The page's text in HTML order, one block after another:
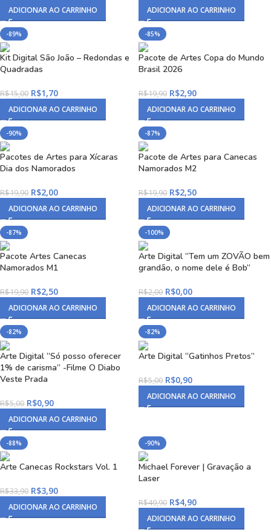
ADICIONAR AO CARRINHO ADICIONAR AO CARRINHO
-89%
Kit Digital São João – Redondas e
Quadradas
R$15,00 R$1,70
ADICIONAR AO CARRINHO
-85%
Pacote de Artes Copa do Mundo
Brasil 2026
R$19,90 R$2,90
ADICIONAR AO CARRINHO
-90%
Pacotes de Artes para Xícaras
Dia dos Namorados
R$19,90 R$2,00
ADICIONAR AO CARRINHO
-87%
Pacote de Artes para Canecas
Namorados M2
R$19,90 R$2,50
ADICIONAR AO CARRINHO
-87%
Pacote Artes Canecas
Namorados M1
R$19,90 R$2,50
ADICIONAR AO CARRINHO
-100%
Arte Digital “Tem um ZOVÃO bem
grandão, o nome dele é Bob”
R$2,00 R$0,00
ADICIONAR AO CARRINHO
-82%
Arte Digital “Só posso oferecer
1% de carisma” -Filme O Diabo
Veste Prada
R$5,00 R$0,90
ADICIONAR AO CARRINHO
-82%
Arte Digital “Gatinhos Pretos”
R$5,00 R$0,90
ADICIONAR AO CARRINHO
-88%
Arte Canecas Rockstars Vol. 1
R$33,90 R$3,90
ADICIONAR AO CARRINHO
-90%
Michael Forever | Gravação a
Laser
R$49,90 R$4,90
ADICIONAR AO CARRINHO